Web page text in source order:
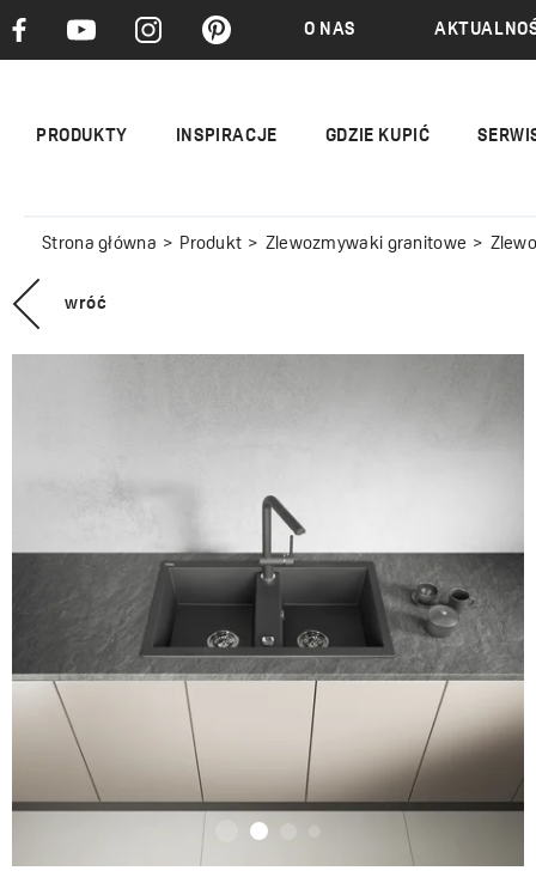
O NAS
PRODUKTY INSPIRACJE GDZIE KUPIĆ
Strona główna Produkt Zlewozmywaki granitowe
wróć